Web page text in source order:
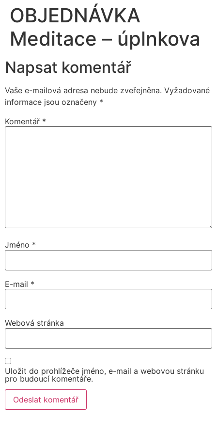
OBJEDNÁVKA
Meditace – úplnkova
Napsat komentář
Vaše e-mailová adresa nebude zveřejněna. Vyžadované
informace jsou označeny *
Komentář *
Jméno *
E-mail *
Webová stránka
Uložit do prohlížeče jméno, e-mail a webovou stránku
pro budoucí komentáře.